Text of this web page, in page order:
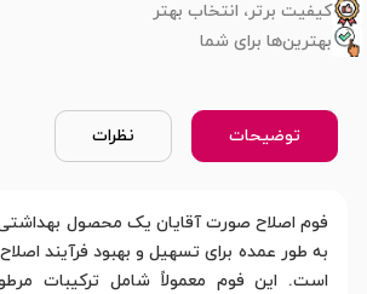
کیفیت برتر، انتخاب بهتر
بهترین‌ها برای شما
توضیحات نظرات
فوم اصلاح صورت آقایان یک محصول
به طور عمده برای تسهیل و بهبود فرآیند
است. این فوم معمولاً شامل ترکیبات